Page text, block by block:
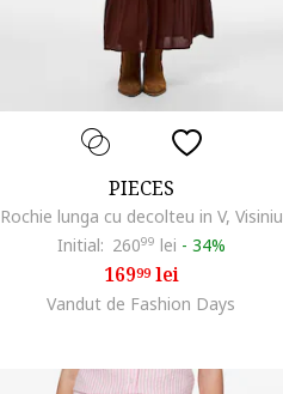
PIECES
Rochie lunga cu decolteu in V, Visiniu
Initial: 26099 lei - 34%
16999lei
Vandut de Fashion Days